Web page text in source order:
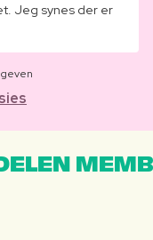
Jeg synes der er